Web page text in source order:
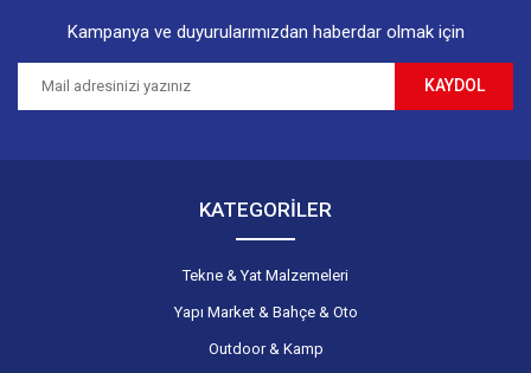
Kampanya ve duyurularımızdan haberdar olmak için
KAYDOL
KATEGORİLER
Tekne & Yat Malzemeleri
Yapı Market & Bahçe & Oto
Outdoor & Kamp